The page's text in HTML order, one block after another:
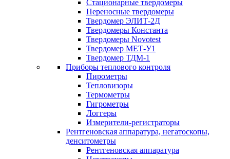
Стационарные твердомеры
Переносные твердомеры
Твердомер ЭЛИТ-2Д
Твердомеры Константа
Твердомеры Novotest
Твердомер МЕТ-У1
Твердомер ТДМ-1
Приборы теплового контроля
Пирометры
Тепловизоры
Термометры
Гигрометры
Логгеры
Измерители-регистраторы
Рентгеновская аппаратура, негатоскопы,
денситометры
Рентгеновская аппаратура